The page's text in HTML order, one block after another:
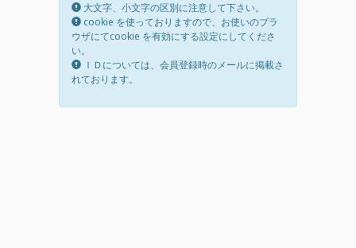
大文字、小文字の区別に注意して下さい。
cookie を使っておりますので、お使いのブラ
ウザにてcookie を有効にする設定にしてくださ
い。
ＩＤについては、会員登録時のメールに掲載さ
れております。